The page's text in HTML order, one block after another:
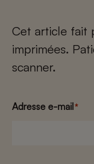
Cet article fait
imprimées.
scanner.
Adresse e-mail*